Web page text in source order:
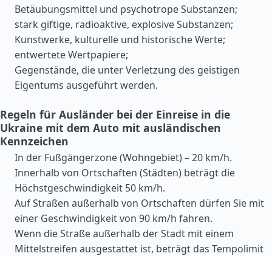
Betäubungsmittel und psychotrope Substanzen;
stark giftige, radioaktive, explosive Substanzen;
Kunstwerke, kulturelle und historische Werte;
entwertete Wertpapiere;
Gegenstände, die unter Verletzung des geistigen
Eigentums ausgeführt werden.
Regeln für Ausländer bei der Einreise in die
Ukraine mit dem Auto mit ausländischen
Kennzeichen
In der Fußgängerzone (Wohngebiet) – 20 km/h.
Innerhalb von Ortschaften (Städten) beträgt die
Höchstgeschwindigkeit 50 km/h.
Auf Straßen außerhalb von Ortschaften dürfen Sie mit
einer Geschwindigkeit von 90 km/h fahren.
Wenn die Straße außerhalb der Stadt mit einem
Mittelstreifen ausgestattet ist, beträgt das Tempolimit